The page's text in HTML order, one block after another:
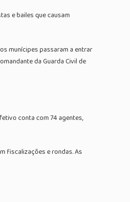
e bailes que causam
munícipes passaram a entrar
da Guarda Civil de
conta com 74 agentes,
fiscalizações e rondas. As